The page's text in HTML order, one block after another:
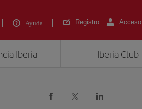
Ayuda Registro Acceso
Iberia Iberia Club